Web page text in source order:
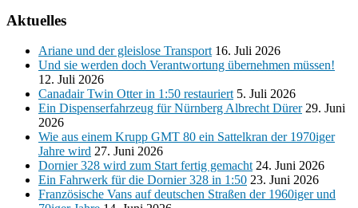
Aktuelles
Ariane und der gleislose Transport 16. Juli 2026
Und sie werden doch Verantwortung übernehmen müssen!
12. Juli 2026
Canadair Twin Otter in 1:50 restauriert 5. Juli 2026
Ein Dispenserfahrzeug für Nürnberg Albrecht Dürer 29. Juni
2026
Wie aus einem Krupp GMT 80 ein Sattelkran der 1970iger
Jahre wird 27. Juni 2026
Dornier 328 wird zum Start fertig gemacht 24. Juni 2026
Ein Fahrwerk für die Dornier 328 in 1:50 23. Juni 2026
Französische Vans auf deutschen Straßen der 1960iger und